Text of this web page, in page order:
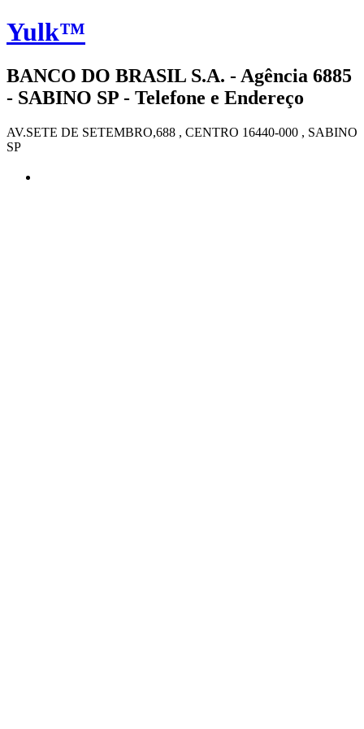
Yulk™
BANCO DO BRASIL S.A. - Agência 6885
- SABINO SP - Telefone e Endereço
AV.SETE DE SETEMBRO,688 , CENTRO 16440-000 , SABINO
SP